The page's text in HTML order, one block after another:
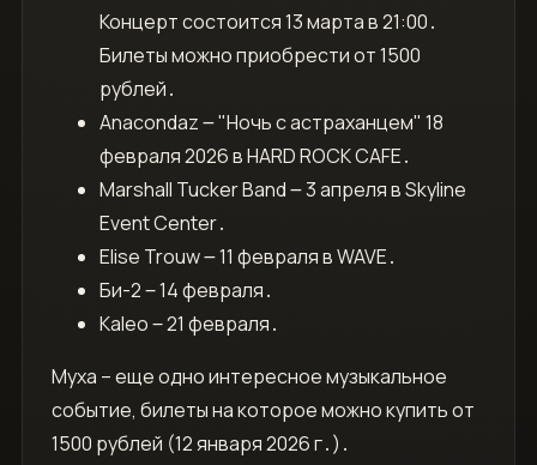
Концерт состоится 13 марта в 21:00․
Билеты можно приобрести от 1500
рублей․
Anacondaz ౼ "Ночь с астраханцем" 18
февраля 2026 в HARD ROCK CAFE․
Marshall Tucker Band ౼ 3 апреля в Skyline
Event Center․
Elise Trouw ౼ 11 февраля в WAVE․
Би-2 ‒ 14 февраля․
Kaleo ‒ 21 февраля․
Муха – еще одно интересное музыкальное
событие, билеты на которое можно купить от
1500 рублей (12 января 2026 г․)․